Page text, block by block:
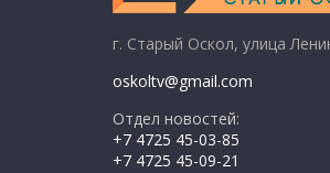
г. Старый Оскол, улица
oskoltv@gmail.com
Отдел новостей:
+7 4725 45-03-85
+7 4725 45-09-21